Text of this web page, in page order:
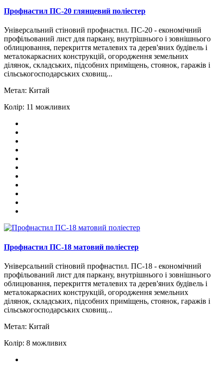
Профнастил ПС-20 глянцевий поліестер
Універсальний стіновий профнастил. ПС-20 - економічний
профільований лист для паркану, внутрішнього і зовнішнього
облицювання, перекриття металевих та дерев'яних будівель і
металокаркасних конструкцій, огородження земельних
ділянок, складських, підсобних приміщень, стоянок, гаражів і
сільськогосподарських сховищ...
Метал: Китай
Колір: 11 можливих
Профнастил ПС-18 матовий поліестер
Універсальний стіновий профнастил. ПС-18 - економічний
профільований лист для паркану, внутрішнього і зовнішнього
облицювання, перекриття металевих та дерев'яних будівель і
металокаркасних конструкцій, огородження земельних
ділянок, складських, підсобних приміщень, стоянок, гаражів і
сільськогосподарських сховищ...
Метал: Китай
Колір: 8 можливих